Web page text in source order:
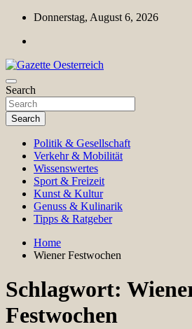
Skip
content
Donnerstag, August 6, 2026
Gazette Oesterreich
Magazin für Freizeit, Politik, Kultur &
Search
Search
Politik & Gesellschaft
Verkehr & Mobilität
Wissenswertes
Sport & Freizeit
Kunst & Kultur
Genuss & Kulinarik
Tipps & Ratgeber
Home
Wiener Festwochen
Schlagwort:
Festwochen